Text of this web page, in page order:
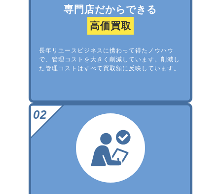
専門店だからできる
高価買取
長年リユースビジネスに携わって得たノウハウ
で、管理コストを大きく削減しています。削減し
た管理コストはすべて買取額に反映しています。